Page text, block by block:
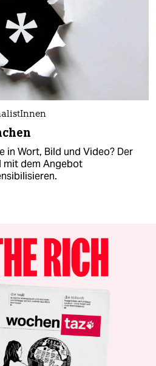
in Wort, Bild und Video? Der
mit dem Angebot